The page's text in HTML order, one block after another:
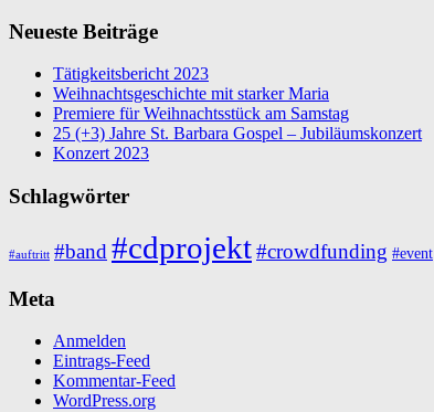
Neueste Beiträge
Tätigkeitsbericht 2023
Weihnachtsgeschichte mit starker Maria
Premiere für Weihnachtsstück am Samstag
25 (+3) Jahre St. Barbara Gospel – Jubiläumskonzert
Konzert 2023
Schlagwörter
#auftritt #band #cdprojekt#crowdfunding #event
Meta
Anmelden
Eintrags-Feed
Kommentar-Feed
WordPress.org